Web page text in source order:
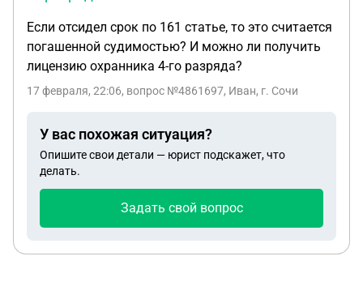
Если отсидел срок по 161 статье, то это считается
погашенной судимостью? И можно ли получить
лицензию охранника 4-го разряда?
17 февраля, 22:06, вопрос №4861697, Иван, г. Сочи
У вас похожая ситуация?
Опишите свои детали — юрист подскажет, что
делать.
Задать свой вопрос